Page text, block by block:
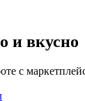
и вкусно